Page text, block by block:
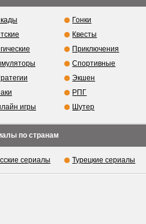
Гонки
Квесты
Приключения
Спортивные
Экшен
РПГ
игры
Шутер
по странам
сериалы Турецкие сериалы